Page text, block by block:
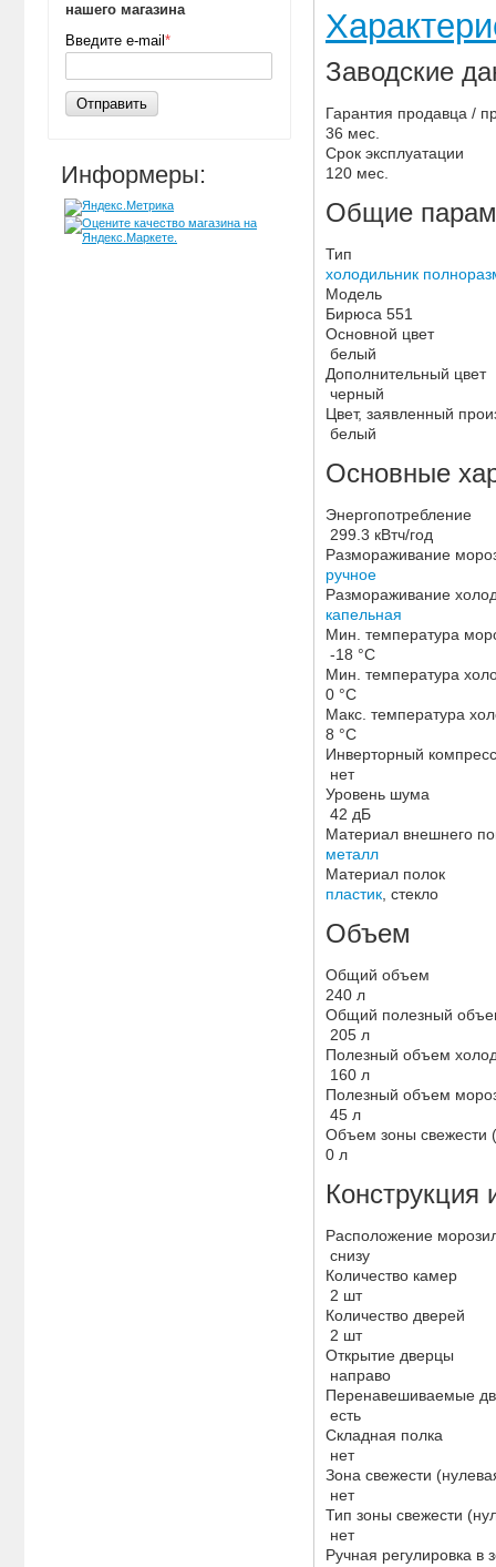
нашего магазина
Введите e-mail *
Отправить
Информеры:
Заводские
Гарантия продавца /
36 мес.
Срок эксплуатации
120 мес.
Общие
Тип
холодильник
Модель
Бирюса 551
Основной цвет
белый
Дополнительный цвет
черный
Цвет, заявленный
белый
Основные
Энергопотребление
299.3 кВтч/год
Размораживание
ручное
Размораживание
капельная
Мин. температура
-18 °C
Мин. температура
0 °C
Макс. температура
8 °C
Инверторный
нет
Уровень шума
42 дБ
Материал внешнего
металл
Материал полок
пластик , стекло
Объем
Общий объем
240 л
Общий полезный
205 л
Полезный объем
160 л
Полезный объем
45 л
Объем зоны свежести
0 л
Конструкция
Расположение
снизу
Количество камер
2 шт
Количество дверей
2 шт
Открытие дверцы
направо
Перенавешиваемые
есть
Складная полка
нет
Зона свежести
нет
Тип зоны свежести
нет
Ручная регулировка в